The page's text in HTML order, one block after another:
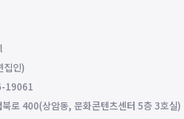
집인)
19061
로 400(상암동, 문화콘텐츠센터 5층 3호실)